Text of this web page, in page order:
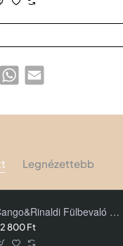
WhatsAppEmail
Legnézettebb
Cango&Rinaldi Fülbevaló RA 119982
800 Ft